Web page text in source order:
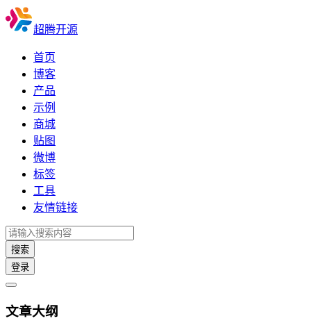
超腾开源
首页
博客
产品
示例
商城
贴图
微博
标签
工具
友情链接
搜索
登录
文章大纲